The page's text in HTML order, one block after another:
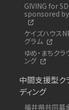
GIVING for
sponsored by
ケイズハウス
グラム
ゆめ・まちクラ
ング
中間支援型ク
ディング
福井県共同募